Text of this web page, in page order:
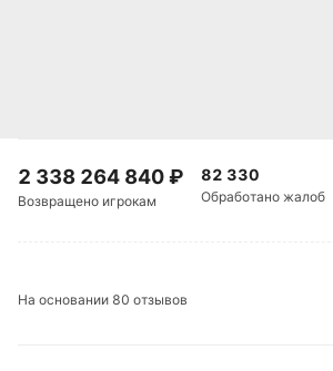
2 338 264 840₽
Возвращено игрокам
82 330
Обработано жалоб
На основании 80 отзывов